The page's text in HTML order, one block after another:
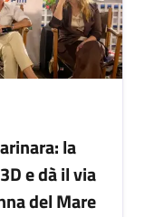
la
e dà il via
del Mare